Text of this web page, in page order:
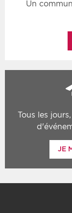
Un
Tous les
JE